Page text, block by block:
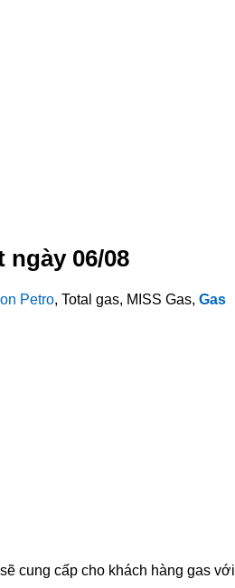
06/08
Petro, Total gas, MISS Gas,Gas
cung cấp cho khách hàng gas với